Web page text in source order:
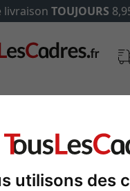
utilisons des
TOUJOURS8,95 €